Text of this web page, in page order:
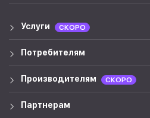
Услуги СКОРО
Потребителям
Производителям СКОРО
Партнерам